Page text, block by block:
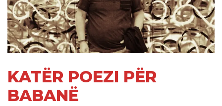
KATËR POEZI PËR
BABANË